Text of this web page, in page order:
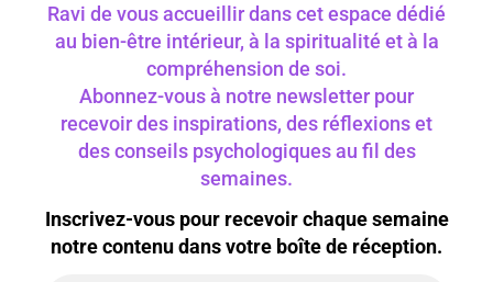
Ravi de vous accueillir dans cet espace dédié
au bien-être intérieur, à la spiritualité et à la
compréhension de soi.
Abonnez-vous à notre newsletter pour
recevoir des inspirations, des réflexions et
des conseils psychologiques au fil des
semaines.
Inscrivez-vous pour recevoir chaque semaine
notre contenu dans votre boîte de réception.